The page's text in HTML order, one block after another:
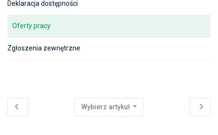
Deklaracja dostępności
Oferty pracy
Zgłoszenia zewnętrzne
Wybierz artykuł